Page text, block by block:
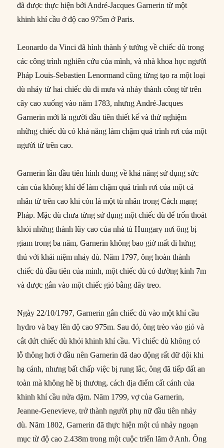
đã được thực hiện bởi André-Jacques Garnerin từ một
khinh khí cầu ở độ cao 975m ở Paris.
Leonardo da Vinci đã hình thành ý tưởng về chiếc dù trong
các công trình nghiên cứu của mình, và nhà khoa học người
Pháp Louis-Sebastien Lenormand cũng từng tạo ra một loại
dù nhảy từ hai chiếc dù đi mưa và nhảy thành công từ trên
cây cao xuống vào năm 1783, nhưng André-Jacques
Garnerin mới là người đầu tiên thiết kế và thử nghiệm
những chiếc dù có khả năng làm chậm quá trình rơi của một
người từ trên cao.
Garnerin lần đầu tiên hình dung về khả năng sử dụng sức
cản của không khí để làm chậm quá trình rơi của một cá
nhân từ trên cao khi còn là một tù nhân trong Cách mạng
Pháp. Mặc dù chưa từng sử dụng một chiếc dù để trốn thoát
khỏi những thành lũy cao của nhà tù Hungary nơi ông bị
giam trong ba năm, Garnerin không bao giờ mất đi hứng
thú với khái niệm nhảy dù. Năm 1797, ông hoàn thành
chiếc dù đầu tiên của mình, một chiếc dù có đường kính 7m
và được gắn vào một chiếc giỏ bằng dây treo.
Ngày 22/10/1797, Garnerin gắn chiếc dù vào một khí cầu
hydro và bay lên độ cao 975m. Sau đó, ông trèo vào giỏ và
cắt đứt chiếc dù khỏi khinh khí cầu. Vì chiếc dù không có
lỗ thông hơi ở đầu nên Garnerin đã dao động rất dữ dội khi
hạ cánh, nhưng bất chấp việc bị rung lắc, ông đã tiếp đất an
toàn mà không hề bị thương, cách địa điểm cất cánh của
khinh khí cầu nửa dặm. Năm 1799, vợ của Garnerin,
Jeanne-Genevieve, trở thành người phụ nữ đầu tiên nhảy
dù. Năm 1802, Garnerin đã thực hiện một cú nhảy ngoạn
mục từ độ cao 2.438m trong một cuộc triển lãm ở Anh. Ông